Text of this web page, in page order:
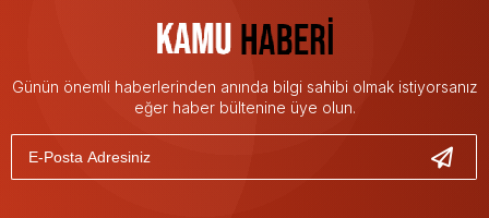
Günün önemli haberlerinden anında bilgi sahibi olmak istiyorsanız
eğer haber bültenine üye olun.